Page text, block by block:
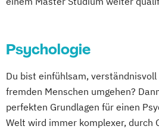
Psychologie
Du bist einfühlsam,
fremden Menschen umgehen?
perfekten Grundlagen für einen
Welt wird immer komplexer, durch